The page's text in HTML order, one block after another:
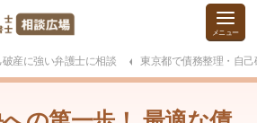
産に強い弁護士に相談 東京都で債務整理・自